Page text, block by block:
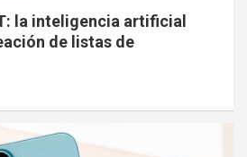
la inteligencia artificial
de listas de